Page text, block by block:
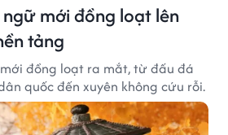
mới đồng loạt lên
tảng
đồng loạt ra mắt, từ đấu đá
quốc đến xuyên không cứu rỗi.